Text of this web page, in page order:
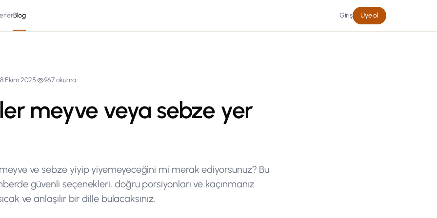
Blog Giriş Üye ol
Ekim 2025· 967okuma
meyve veya sebze yer
ve sebze yiyip yiyemeyeceğini mi merak ediyorsunuz? Bu
güvenli seçenekleri, doğru porsiyonları ve kaçınmanız
ve anlaşılır bir dille bulacaksınız.